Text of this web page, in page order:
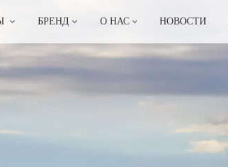
БРЕНД О НАС НОВОСТИ